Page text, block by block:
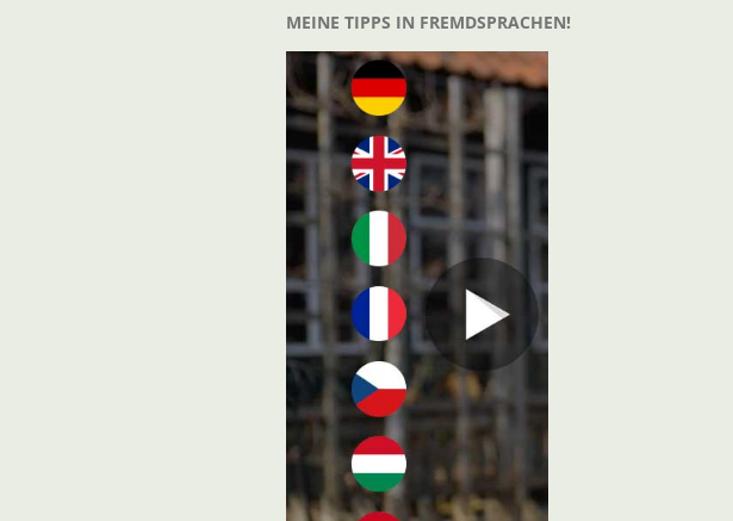
MEINE TIPPS IN FREMDSPRACHEN!